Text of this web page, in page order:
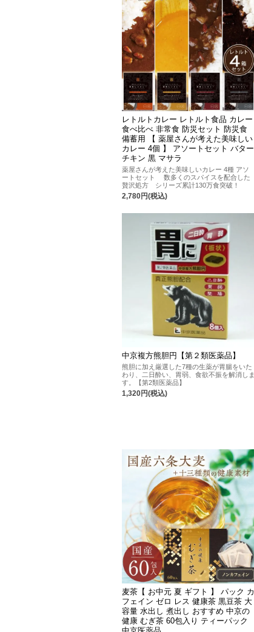
レトルトカレー レトルト食品 カレー
食べ比べ 非常食 防災セット 防災食
備蓄用 【 薬屋さんが考えた美味しい
カレー 4個 】 アソートセット バター
チキン 黒 マサラ
薬屋さんが考えた美味しいカレー 4種 アソ
ートセット 数多くのスパイスを配合した
贅沢処方 シリーズ累計130万食突破！
2,780円(税込)
中京複方熊胆円【第２類医薬品】
熊胆に加え厳選した7種の生薬が胃腸をいた
わり、二日酔い、胃弱、食欲不振を解消しま
す。【第2類医薬品】
1,320円(税込)
麦茶【 お中元 夏 ギフト 】 パック カ
フェイン ゼロ レス 健康茶 黒豆茶 大
容量 水出し 煮出し おすすめ 中京の
健康 むぎ茶 60包入り ティーパック